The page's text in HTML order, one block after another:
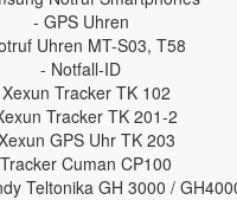
- GPS Uhren
Uhren MT-S03, T58
- Notfall-ID
Tracker TK 102
Tracker TK 201-2
GPS Uhr TK 203
Cuman CP100
Teltonika GH 3000 /